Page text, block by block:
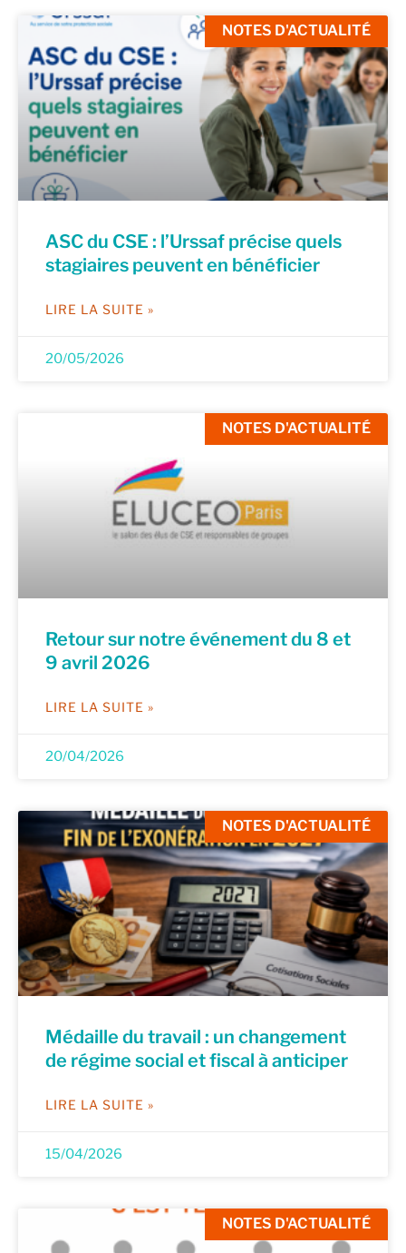
NOTES D'ACTUALITÉ
ASC du CSE : l’Urssaf précise quels
stagiaires peuvent en bénéficier
LIRE LA SUITE »
20/05/2026
NOTES D'ACTUALITÉ
Retour sur notre événement du 8 et
9 avril 2026
LIRE LA SUITE »
20/04/2026
NOTES D'ACTUALITÉ
Médaille du travail : un changement
de régime social et fiscal à anticiper
LIRE LA SUITE »
15/04/2026
NOTES D'ACTUALITÉ